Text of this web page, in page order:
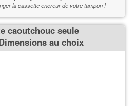
la cassette encreur de votre tampon !
caoutchouc seule
au choix